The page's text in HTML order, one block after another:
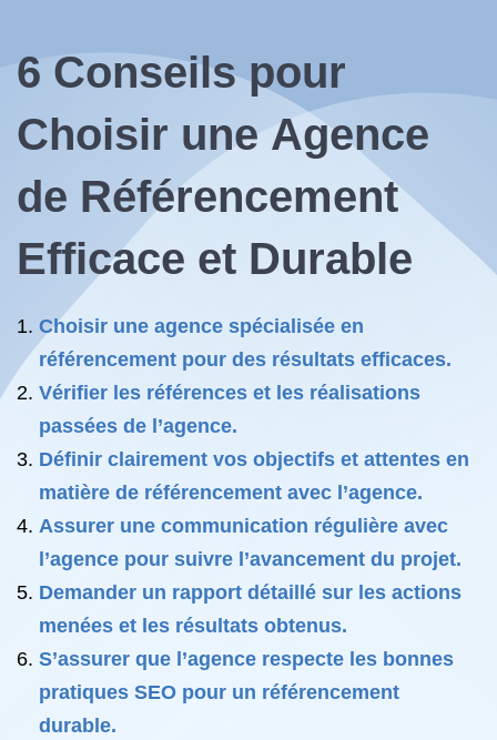
6 Conseils pour
Choisir une Agence
de Référencement
Efficace et Durable
Choisir une agence spécialisée en
référencement pour des résultats efficaces.
Vérifier les références et les réalisations
passées de l’agence.
Définir clairement vos objectifs et attentes en
matière de référencement avec l’agence.
Assurer une communication régulière avec
l’agence pour suivre l’avancement du projet.
Demander un rapport détaillé sur les actions
menées et les résultats obtenus.
S’assurer que l’agence respecte les bonnes
pratiques SEO pour un référencement
durable.